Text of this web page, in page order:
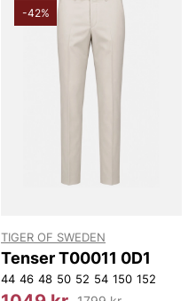
-42%
TIGER OF SWEDEN
Tenser T00011 0D1
44 46 48 50 52 54 150 152